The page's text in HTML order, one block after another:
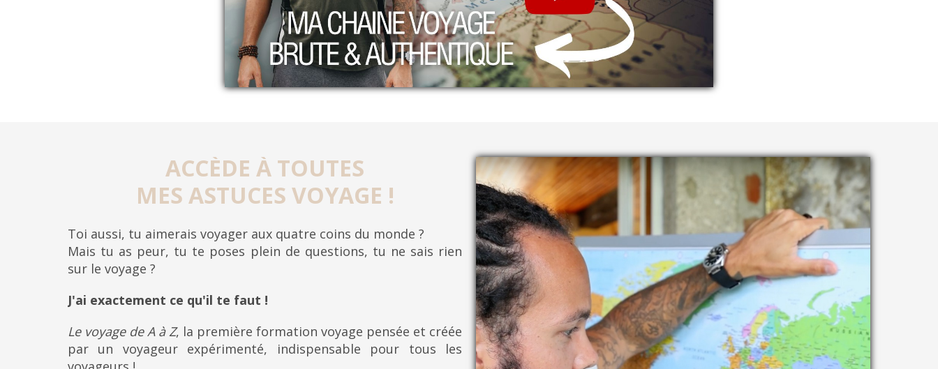
ACCÈDE À TOUTES
MES ASTUCES VOYAGE !
Toi aussi, tu aimerais voyager aux quatre coins du monde ?
Mais tu as peur, tu te poses plein de questions, tu ne sais rien
sur le voyage ?
J'ai exactement ce qu'il te faut !
Le voyage de A à Z, la première formation voyage pensée et créée
par un voyageur expérimenté, indispensable pour tous les